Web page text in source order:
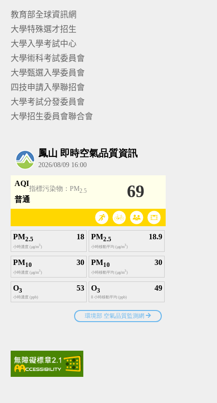
教育部全球資訊網
大學特殊選才招生
大學入學考試中心
大學術科考試委員會
大學甄選入學委員會
四技申請入學聯招會
大學考試分發委員會
大學招生委員會聯合會